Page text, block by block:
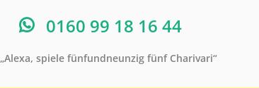
0160 99 18 16 44
„Alexa, spiele fünfundneunzig fünf Charivari“